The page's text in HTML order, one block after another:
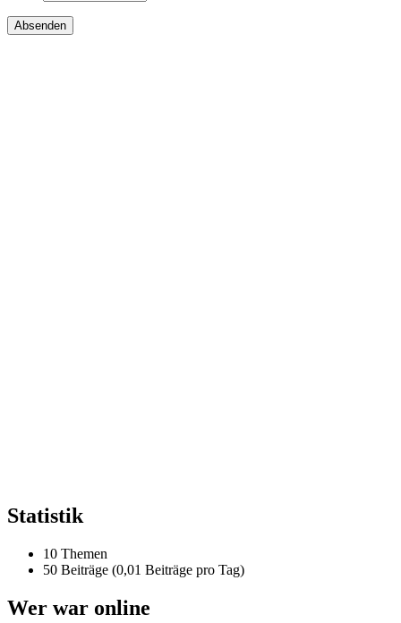
Statistik
10 Themen
50 Beiträge (0,01 Beiträge pro Tag)
Wer war online